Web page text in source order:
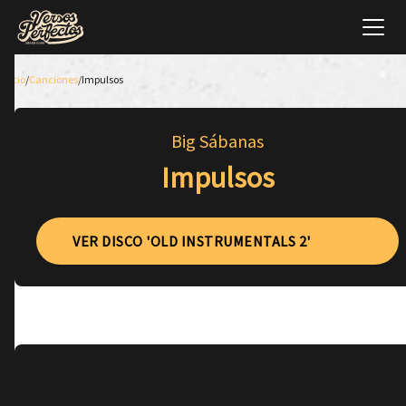
Inicio/Canciones/Impulsos
Big Sábanas
Impulsos
VER DISCO 'OLD INSTRUMENTALS 2'